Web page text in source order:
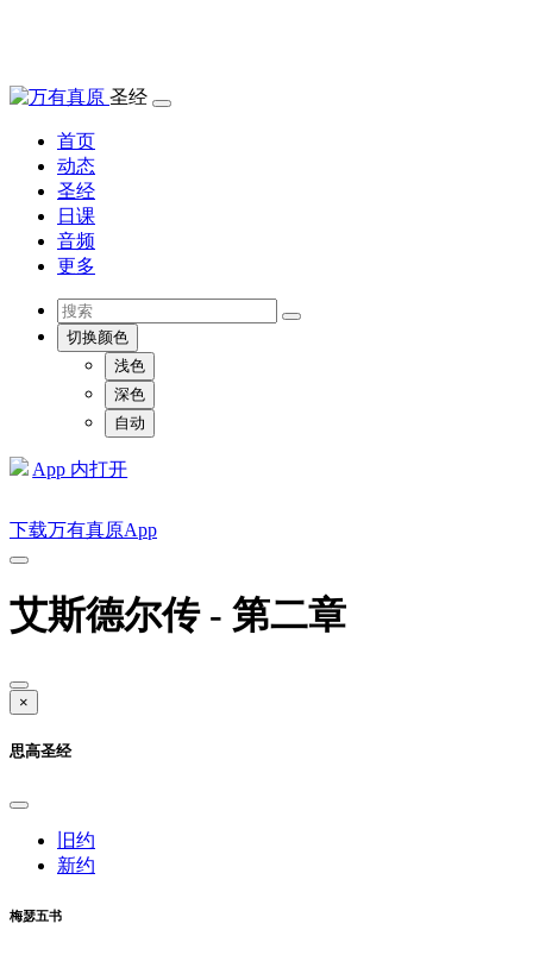
圣经
首页
动态
圣经
日课
音频
更多
切换颜色
浅色
深色
自动
App 内打开
下载万有真原App
艾斯德尔传 - 第二章
×
思高圣经
旧约
新约
梅瑟五书